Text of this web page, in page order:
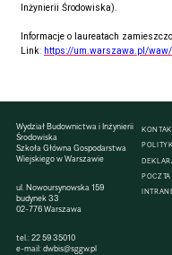
Inżynierii Środowiska).
Informacje o laureatach
Link: https://um.warszawa.pl/
Wydział Budownictwa i Inżynierii
Środowiska
Szkoła Główna Gospodarstwa
Wiejskiego w Warszawie
ul. Nowoursynowska 159
budynek 33
02-776 Warszawa
tel.:22 59 35010
e-mail:dwbis@sggw.pl